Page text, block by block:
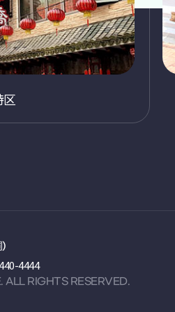
区
4444
RIGHTS RESERVED.